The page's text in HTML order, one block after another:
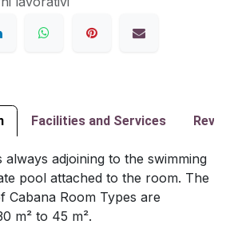
Facilities and Services
adjoining to the swimming
pool attached to the room. The
Cabana Room Types are
m² to 45 m².